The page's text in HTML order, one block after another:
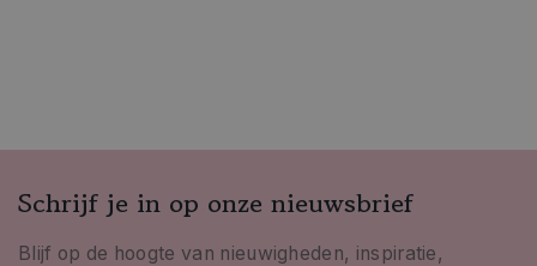
Schrijf je in op onze nieuwsbrief
Blijf op de hoogte van nieuwigheden, inspiratie,